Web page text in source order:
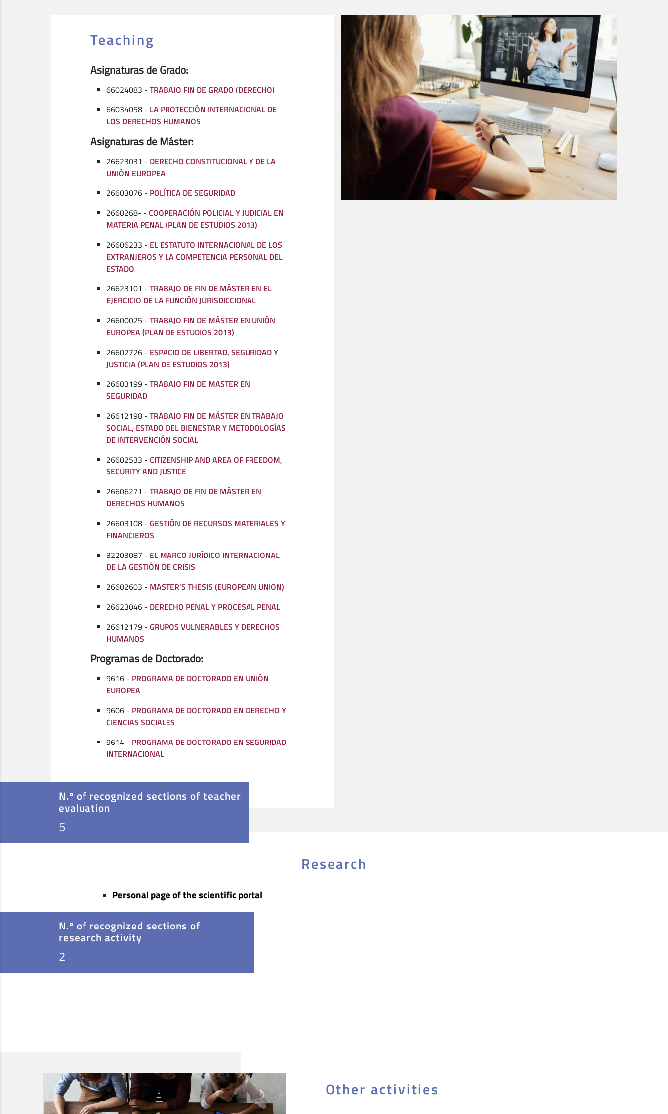
Teaching
Asignaturas de Grado:
66024083 - TRABAJO FIN DE GRADO (DERECHO)
66034058 - LA PROTECCIÓN INTERNACIONAL DE
LOS DERECHOS HUMANOS
Asignaturas de Máster:
26623031 - DERECHO CONSTITUCIONAL Y DE LA
UNIÓN EUROPEA
26603076 - POLÍTICA DE SEGURIDAD
2660268- - COOPERACIÓN POLICIAL Y JUDICIAL EN
MATERIA PENAL (PLAN DE ESTUDIOS 2013)
26606233 - EL ESTATUTO INTERNACIONAL DE LOS
EXTRANJEROS Y LA COMPETENCIA PERSONAL DEL
ESTADO
26623101 - TRABAJO DE FIN DE MÁSTER EN EL
EJERCICIO DE LA FUNCIÓN JURISDICCIONAL
26600025 - TRABAJO FIN DE MÁSTER EN UNIÓN
EUROPEA (PLAN DE ESTUDIOS 2013)
26602726 - ESPACIO DE LIBERTAD, SEGURIDAD Y
JUSTICIA (PLAN DE ESTUDIOS 2013)
26603199 - TRABAJO FIN DE MASTER EN
SEGURIDAD
26612198 - TRABAJO FIN DE MÁSTER EN TRABAJO
SOCIAL, ESTADO DEL BIENESTAR Y METODOLOGÍAS
DE INTERVENCIÓN SOCIAL
26602533 - CITIZENSHIP AND AREA OF FREEDOM,
SECURITY AND JUSTICE
26606271 - TRABAJO DE FIN DE MÁSTER EN
DERECHOS HUMANOS
26603108 - GESTIÓN DE RECURSOS MATERIALES Y
FINANCIEROS
32203087 - EL MARCO JURÍDICO INTERNACIONAL
DE LA GESTIÓN DE CRISIS
26602603 - MASTER'S THESIS (EUROPEAN UNION)
26623046 - DERECHO PENAL Y PROCESAL PENAL
26612179 - GRUPOS VULNERABLES Y DERECHOS
HUMANOS
Programas de Doctorado:
9616 - PROGRAMA DE DOCTORADO EN UNIÓN
EUROPEA
9606 - PROGRAMA DE DOCTORADO EN DERECHO Y
CIENCIAS SOCIALES
9614 - PROGRAMA DE DOCTORADO EN SEGURIDAD
INTERNACIONAL
N.º of recognized sections of teacher
evaluation
5
Research
Personal page of the scientific portal
N.º of recognized sections of
research activity
2
Other activities